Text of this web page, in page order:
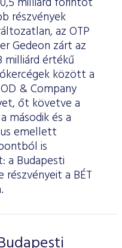
részvények
az OTP
Gedeon zárt az
milliárd értékű
között a
& Company
őt követve a
második és a
emellett
is
a Budapesti
a BÉT